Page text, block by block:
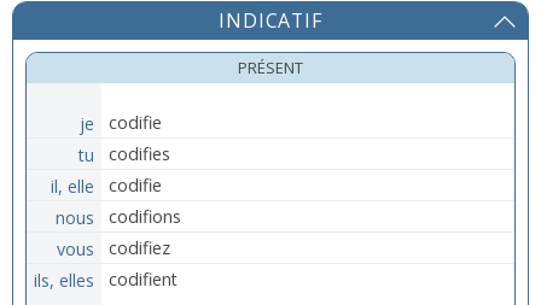
INDICATIF
PRÉSENT
je
codifie
tu
codifies
il, elle
codifie
nous
codifions
vous
codifiez
ils, elles
codifient